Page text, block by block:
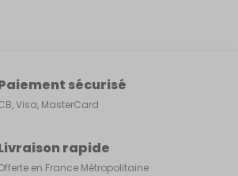
sécurisé
Visa, MasterCard
rapide
en France Métropolitaine